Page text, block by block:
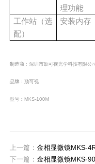
理功能
工作站（选
配）
安装内存
制造商：深圳市劢可视光学科技有限公
品牌：劢可视
型号：MKS-100M
上一篇： 金相显微镜MKS-
下一篇： 金相显微镜MKS-